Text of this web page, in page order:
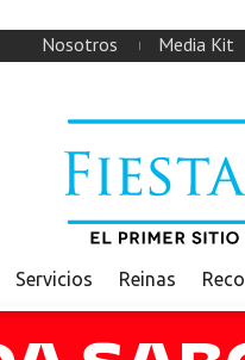
Nosotros Media Kit
Servicios Reinas